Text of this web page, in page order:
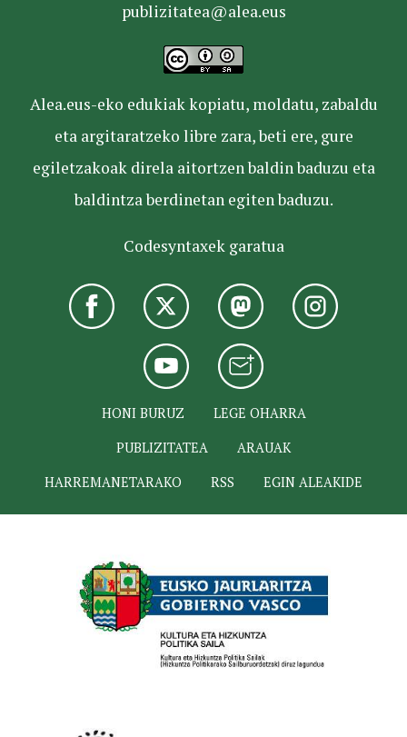
publizitatea@alea.eus
Alea.eus-eko edukiak kopiatu, moldatu, zabaldu
eta argitaratzeko libre zara, beti ere, gure
egiletzakoak direla aitortzen baldin baduzu eta
baldintza berdinetan egiten baduzu.
Codesyntaxek garatua
HONI BURUZ
LEGE OHARRA
PUBLIZITATEA
ARAUAK
HARREMANETARAKO
RSS EGIN ALEAKIDE